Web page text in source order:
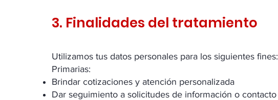
3. Finalidades del tratamiento
Utilizamos tus datos personales para los siguientes fines:
Primarias:
Brindar cotizaciones y atención personalizada
Dar seguimiento a solicitudes de información o contacto